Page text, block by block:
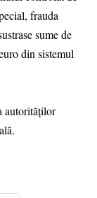
frauda
sume de
din sistemul
autorităților